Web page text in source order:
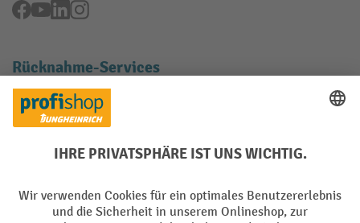
Facebook
YouTubeLinkedInInstagram
Rücknahme-Services
Elektrogeräte Rückname
Batterie Rückname